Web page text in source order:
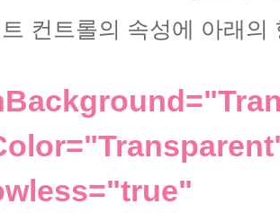
컨트롤의 속성에 아래의